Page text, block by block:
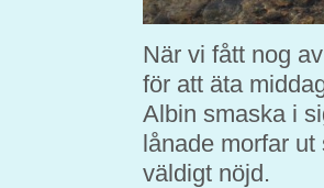
När vi fått nog
för att äta
Albin smaska i
lånade morfar
väldigt nöjd.